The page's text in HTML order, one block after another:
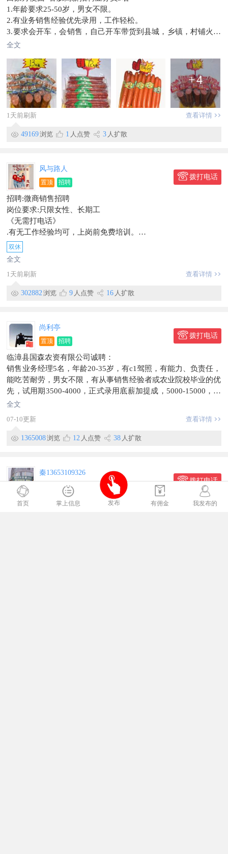
1.年龄要求25-50岁，男女不限。
2.有业务销售经验优先录用，工作轻松。
3.要求会开车，会销售，自己开车带货到县城，乡镇，村铺火腿
肠产品。
5.仓库位置：临漳县北环路兴坤石化加油站向西，再向北500米
白象方便面仓储店。
6.电话微信：18031066400
全文
+4
1天前刷新 查看详情
49169浏览 1 人点赞 3 人扩散
风与路人
置顶 招聘
拨打电话
招聘:微商销售招聘
岗位要求:只限女性、长期工
《无需打电话》
.有无工作经验均可，上岗前免费培训。
薪酬福利:
1.每天工作
中午01:30~05:30
每天8个小时制，每月8天公休、法定节假日带薪休假。
2.底薪+高额提成＋业绩奖金。季度奖、年终奖，综合薪资3000~
地址:临漳县好又多附近，有意者联系！
电话:15532048777（微信同步）
双休
全文
1天前刷新
查看详情
302882浏览 9 人点赞 16 人扩散
尚利亭
置顶 招聘
拨打电话
临漳县国森农资有限公司诚聘：
销售业务经理5名，年龄20-35岁，有c1驾照，有能力、负责任，
能吃苦耐劳，男女不限，有从事销售经验者或农业院校毕业的优
先，试用期3500-4000，正式录用底薪加提成，5000-15000，上
不封顶！每月有公休！
联系电话：15733055515（微信同号）
18303226991（微信同号）
全文
07-10更新
查看详情
1365008浏览 12 人点赞 38 人扩散
秦13653109326
招聘
拨打电话
药房招聘，高薪聘请有经验并热爱医药行业人事，要求:年龄45
首页 掌上信息 发布 有佣金 我发布的